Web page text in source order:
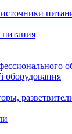
оборудования